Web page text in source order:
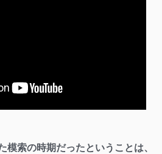
模索の時期だったということは、